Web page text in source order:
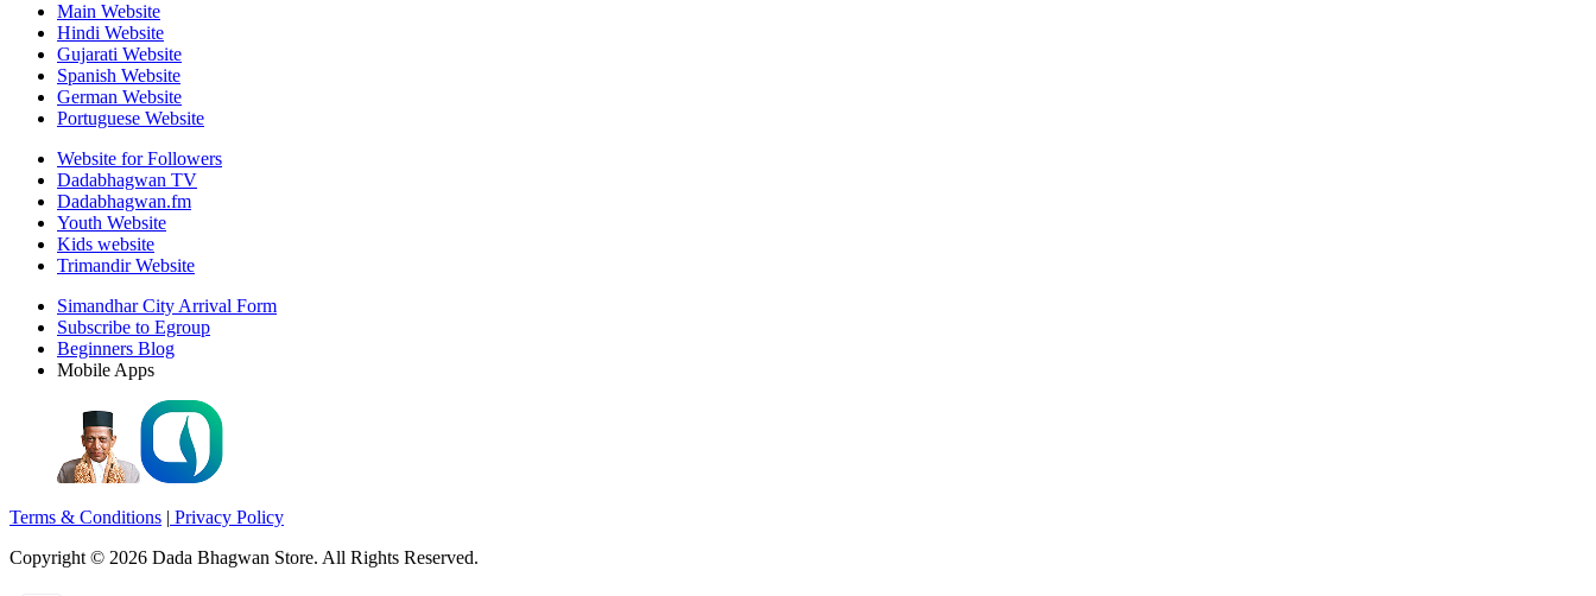
Main Website
Hindi Website
Gujarati Website
Spanish Website
German Website
Portuguese Website
Website for Followers
Dadabhagwan TV
Dadabhagwan.fm
Youth Website
Kids website
Trimandir Website
Simandhar City Arrival Form
Subscribe to Egroup
Beginners Blog
Mobile Apps
Terms & Conditions | Privacy Policy
Copyright © 2026 Dada Bhagwan Store. All Rights Reserved.